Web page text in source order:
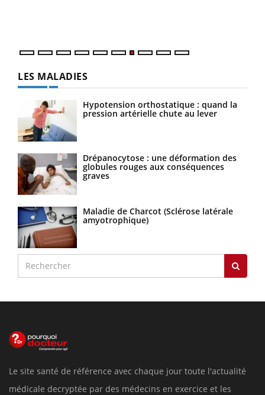
LES MALADIES
Hypotension orthostatique : quand la
pression artérielle chute au lever
Drépanocytose : une déformation des
globules rouges aux conséquences
graves
Maladie de Charcot (Sclérose latérale
amyotrophique)
Le site santé de référence avec chaque jour toute l'actualité
médicale decryptée par des médecins en exercice et les